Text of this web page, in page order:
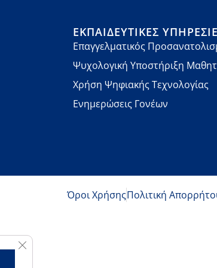
ΕΚΠΑΙΔΕΥΤΙΚΈΣ
Επαγγελματικός
Ψυχολογική Υποστήριξη
Χρήση Ψηφιακής Τεχνολογίας
Ενημερώσεις Γονέων
Όροι ΧρήσηςΠολιτική
Κλείσιμο του Cookie banner για το GDPR